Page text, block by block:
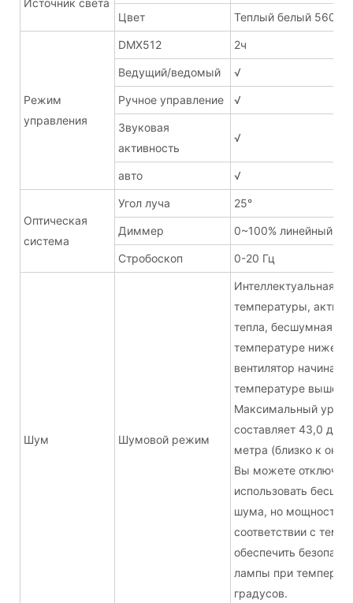
Цвет
Теплый белый 5600К
Режим
управления
DMX512 2ч
Ведущий/ведомый √
Ручное управление √
Звуковая
активность
√
авто √
Оптическая
система
Угол луча 25°
Диммер 0~100% линейный
Стробоскоп 0-20 Гц
Шум Шумовой режим
Интеллектуальная
температуры,
тепла, бесшумная
температуре ниже
вентилятор начинает
температуре выше
Максимальный
составляет 43,0 дБА
метра (близко к
Вы можете
использовать
шума, но мощность
соответствии с
обеспечить
лампы при
градусов.